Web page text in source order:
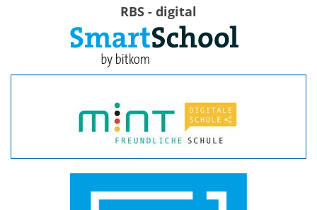
RBS - digital